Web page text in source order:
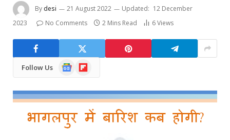
Bydesi 21 August 2022 Updated: 12 December
2023
No Comments 2 Mins Read 6Views
Follow Us
Google
News
Flipboard